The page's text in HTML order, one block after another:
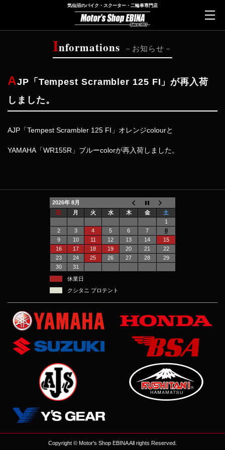
気仙沼のバイク・スクーター・二輪車専門店
Informations お知らせ
AJP「Tempest Scrambler 125 FI」が再入荷
しました。
AJP「Tempest Scrambler 125 FI」オレンジcolourと
YAMAHA「WR155R」ブルーcolorが再入荷しました。
2026年 8月
日
月 火 水 木 金
土
1
2
3 4 5 6 7
8
9
10 11 12 13 14
15
16
17 18 19 20 21
22
23
24 25 26 27 28
29
30
31
休業日
クシタニ プロテント
Copyright © Motor's Shop EBINA All rights Reserved.